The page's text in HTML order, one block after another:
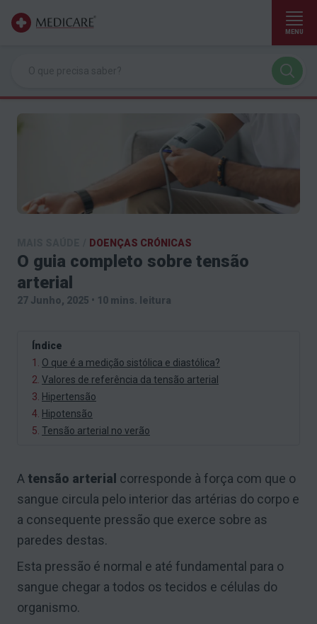
MENU
DOENÇAS CRÓNICAS
O guia completo sobre tensão
arterial
27 Junho, 2025 • 10 mins. leitura
Índice
1.
O que é a medição sistólica e diastólica?
2. Valores de referência da tensão arterial
3. Hipertensão
4. Hipotensão
5. Tensão arterial no verão
A tensão arterial corresponde à força com que o
sangue circula pelo interior das artérias do corpo e
a consequente pressão que exerce sobre as
paredes destas.
Esta pressão é normal e até fundamental para o
sangue chegar a todos os tecidos e células do
organismo.